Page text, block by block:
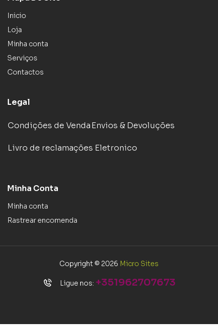
Inicio
Loja
Minha conta
Serviços
Contactos
Legal
Condições de VendaEnvios & Devoluções
Livro de reclamações Eletronico
Minha Conta
Minha conta
Rastrear encomenda
Copyright © 2026 Micro Sites
Ligue nos: +351962707673